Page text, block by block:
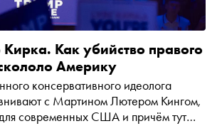
Как убийство правого
Америку
консервативного идеолога
с Мартином Лютером Кингом,
для современных США и причём тут